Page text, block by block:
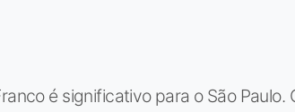
é significativo para o São Paulo.